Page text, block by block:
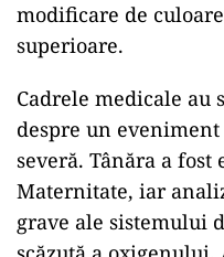
modificare de
superioare.
Cadrele medicale au
despre un
severă. Tânăra a
Maternitate, iar
grave ale sistemului